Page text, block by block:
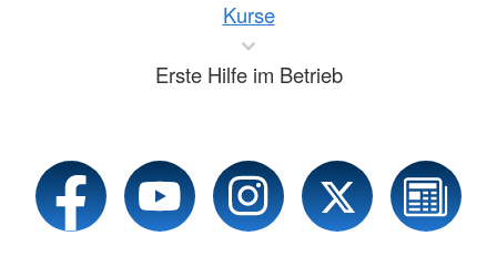
Kurse
Erste Hilfe im Betrieb